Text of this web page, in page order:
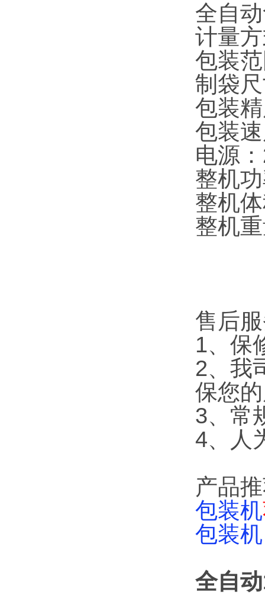
全自
计量
包装
制袋
包装
包装
电源
整机
整机
整机
售后
1、保
2、我
保您
3、常
4、人
产品
包装机
包装机
全自